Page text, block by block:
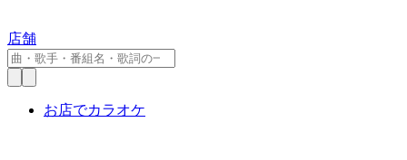
店舗
お店でカラオケ